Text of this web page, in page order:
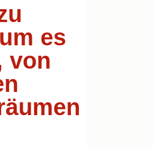
es
von